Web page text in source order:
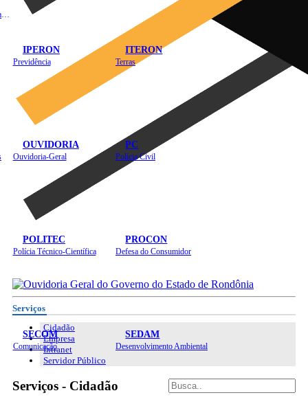
IPERON
Previdência
ITERON
Terras
OUVIDORIA
Ouvidoria-Geral
PC
Polícia Civil
POLITEC
Polícia Técnico-Científica
PROCON
Defesa do Consumidor
SECOM
Comunicação
SEDAM
Desenvolvimento Ambiental
Serviços
Cidadão
Empresa
Intranet
Servidor Público
Serviços - Cidadão